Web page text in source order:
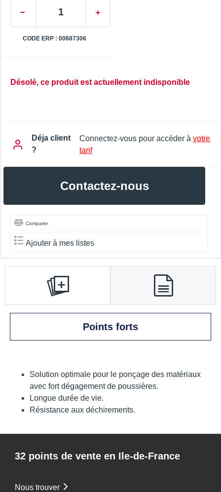
CODE ERP : 00687306
Désolé, ce produit est actuellement indisponible
Déja client
?
Connectez-vous pour accéder àvotre
tarif
Contactez-nous
Comparer
Ajouter à mes listes
Points forts
Solution optimale pour le ponçage des matériaux
avec fort dégagement de poussières.
Longue durée de vie.
Résistance aux déchirements.
32 points de vente en Ile-de-France
Nous trouver